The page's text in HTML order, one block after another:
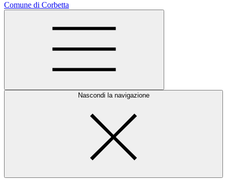
Comune di Corbetta
Nascondi la navigazione